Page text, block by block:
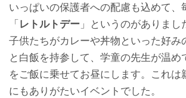
いっぱいの保護者への配慮も込めて、
「レトルトデー 」というのがありまし
子供たちがカレーや丼物といった好み
と白飯を持参して、学童の先生が温め
をご飯に乗せてお昼にします。これは
にもありがたいイベントでした。